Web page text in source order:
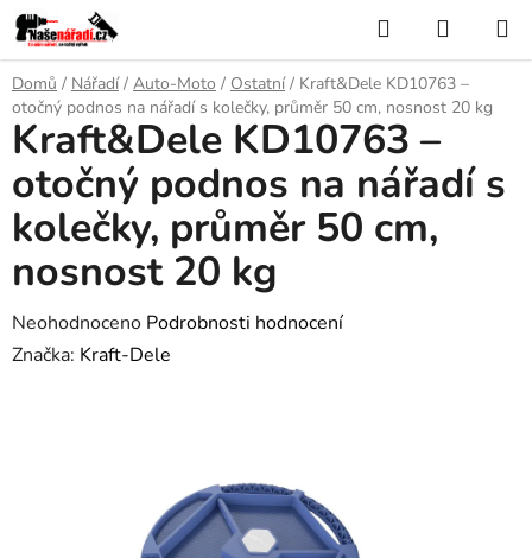
Přejít
na
obsah
Hledat
KOŠÍK
Domů / Nářadí / Auto-Moto / Ostatní / Kraft&Dele KD10763 –
otočný podnos na nářadí s kolečky, průměr 50 cm, nosnost 20 kg
Kraft&Dele KD10763 –
otočný podnos na nářadí s
kolečky, průměr 50 cm,
nosnost 20 kg
Průměrné
hodnocení
Neohodnoceno Podrobnosti hodnocení
Značka: Kraft-Dele